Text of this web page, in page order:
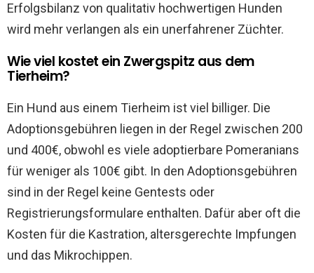
Erfolgsbilanz von qualitativ hochwertigen Hunden
wird mehr verlangen als ein unerfahrener Züchter.
Wie viel kostet ein Zwergspitz aus dem
Tierheim?
Ein Hund aus einem Tierheim ist viel billiger. Die
Adoptionsgebühren liegen in der Regel zwischen 200
und 400€, obwohl es viele adoptierbare Pomeranians
für weniger als 100€ gibt. In den Adoptionsgebühren
sind in der Regel keine Gentests oder
Registrierungsformulare enthalten. Dafür aber oft die
Kosten für die Kastration, altersgerechte Impfungen
und das Mikrochippen.